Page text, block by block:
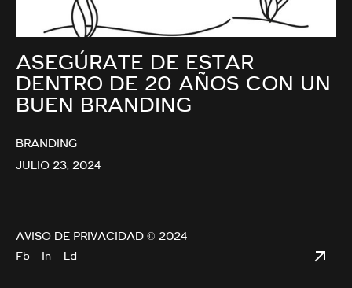
ASEGÚRATE DE ESTAR
DENTRO DE 20 AÑOS CON UN
BUEN BRANDING
BRANDING
JULIO 23, 2024
AVISO DE PRIVACIDAD © 2024
Fb
In Ld